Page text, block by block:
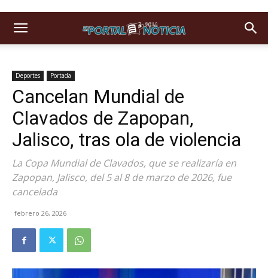
Deportes Portada
Cancelan Mundial de
Clavados de Zapopan,
Jalisco, tras ola de violencia
La Copa Mundial de Clavados, que se realizaría en
Zapopan, Jalisco, del 5 al 8 de marzo de 2026, fue
cancelada
febrero 26, 2026